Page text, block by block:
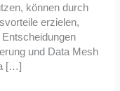
können durch
erzielen,
Entscheidungen
und Data Mesh
[…]